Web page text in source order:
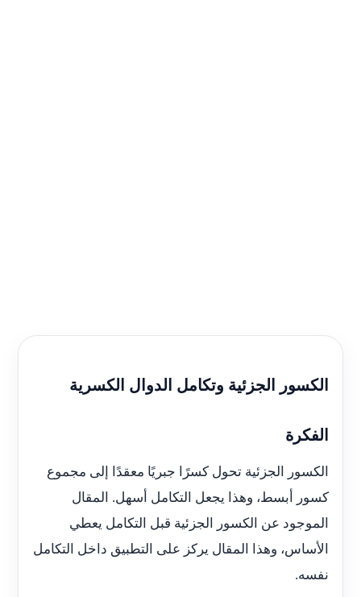
الكسور الجزئية وتكامل الدوال الكسرية
الفكرة
الكسور الجزئية تحول كسرًا جبريًا معقدًا إلى مجموع
كسور أبسط، وهذا يجعل التكامل أسهل. المقال
الموجود عن الكسور الجزئية قبل التكامل يعطي
الأساس، وهذا المقال يركز على التطبيق داخل التكامل
نفسه.